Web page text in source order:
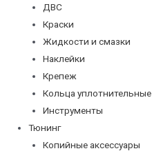
ДВС
Краски
Жидкости и смазки
Наклейки
Крепеж
Кольца уплотнительные
Инструменты
Тюнинг
Копийные аксессуары